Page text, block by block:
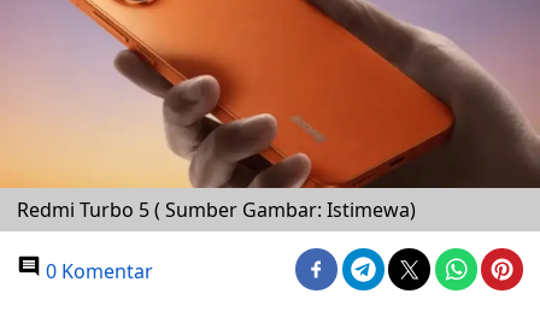
Redmi Turbo 5 ( Sumber Gambar: Istimewa)
0 Komentar